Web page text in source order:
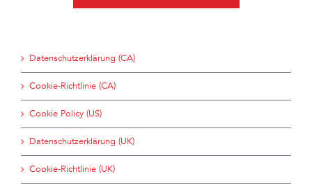
Datenschutzerklärung (CA)
Cookie-Richtlinie (CA)
Cookie Policy (US)
Datenschutzerklärung (UK)
Cookie-Richtlinie (UK)